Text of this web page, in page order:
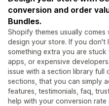
conversion and order
Bundles.
Shopify themes usually
design your store. If you don't
something extra you are
apps, or expensive
issue with a section library full
sections, that you can simply
features, testimonials, faq,
help with your conversion